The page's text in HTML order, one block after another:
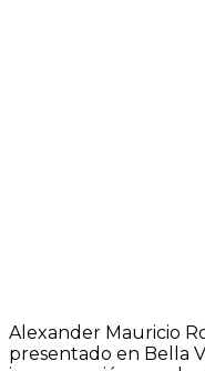
Alexander Mauricio
presentado en Bella